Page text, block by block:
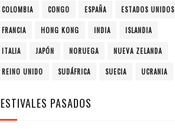
COLOMBIA CONGO ESPAÑA ESTADOS UNIDOS
FRANCIA HONG KONG INDIA ISLANDIA
ITALIA JAPÓN NORUEGA NUEVA ZELANDA
REINO UNIDO SUDÁFRICA SUECIA UCRANIA
PASADOS